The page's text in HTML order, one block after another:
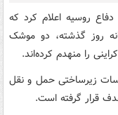
دفاع روسیه اعلام کرد که
روز گذشته، دو موشک
زیرساختی حمل و نقل
قرار گرفته است.